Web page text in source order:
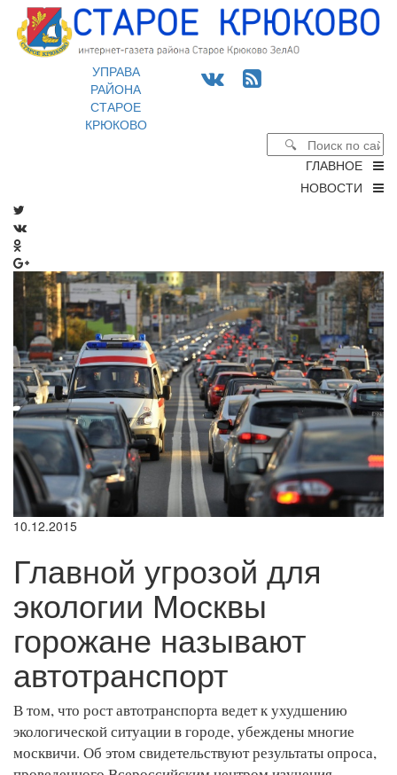
УПРАВА
РАЙОНА
СТАРОЕ
КРЮКОВО
ГЛАВНОЕ
НОВОСТИ
10.12.2015
Главной угрозой для
экологии Москвы
горожане называют
автотранспорт
В том, что рост автотранспорта ведет к ухудшению
экологической ситуации в городе, убеждены многие
москвичи. Об этом свидетельствуют результаты опроса,